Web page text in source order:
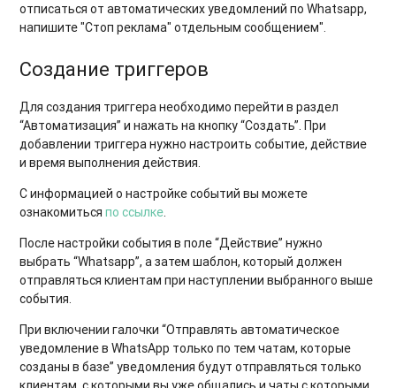
отписаться от автоматических уведомлений по Whatsapp,
напишите "Стоп реклама" отдельным сообщением".
Создание триггеров
Для создания триггера необходимо перейти в раздел
“Автоматизация” и нажать на кнопку “Создать”. При
добавлении триггера нужно настроить событие, действие
и время выполнения действия.
С информацией о настройке событий вы можете
ознакомитьсяпо ссылке.
После настройки события в поле “Действие” нужно
выбрать “Whatsapp”, а затем шаблон, который должен
отправляться клиентам при наступлении выбранного выше
события.
При включении галочки “Отправлять автоматическое
уведомление в WhatsApp только по тем чатам, которые
созданы в базе” уведомления будут отправляться только